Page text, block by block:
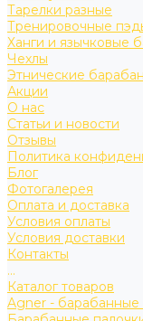
Тарелки разные
Тренировочные
Ханги и язычковые
Чехлы
Этнические
Акции
О нас
Статьи и новости
Отзывы
Политика
Блог
Фотогалерея
Оплата и доставка
Условия оплаты
Условия доставки
Контакты
...
Каталог товаров
Agner - барабанные